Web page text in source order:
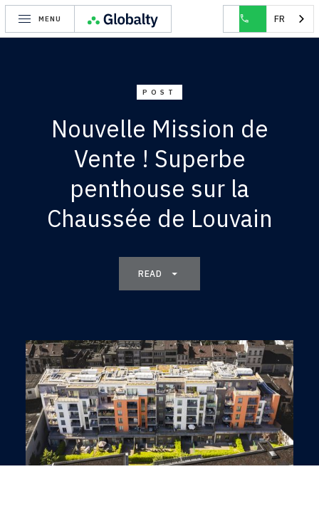
MENU FR
POST
Nouvelle Mission de
Vente ! Superbe
penthouse sur la
Chaussée de Louvain
READ